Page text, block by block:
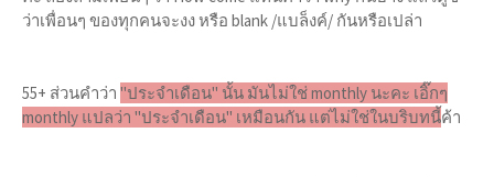
ว่าเพื่อนๆ ของทุกคนจะงง หรือ blank /แบล็งค์/ กันหรือเปล่า
55+ ส่วนคำว่า "ประจำเดือน" นั้น มันไม่ใช่ monthly นะคะ เอิ๊กๆ
monthly แปลว่า "ประจำเดือน" เหมือนกัน แต่ไม่ใช่ในบริบทนี้ค้า